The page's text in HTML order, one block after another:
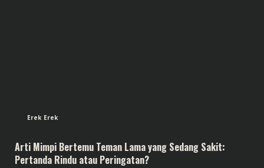
Erek Erek
Arti Mimpi Bertemu Teman Lama yang Sedang Sakit:
Pertanda Rindu atau Peringatan?